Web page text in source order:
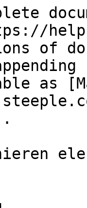
of
as